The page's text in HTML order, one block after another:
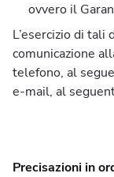
ovvero il
L’esercizio di
comunicazione
telefono, al
e-mail, al
Precisazioni in